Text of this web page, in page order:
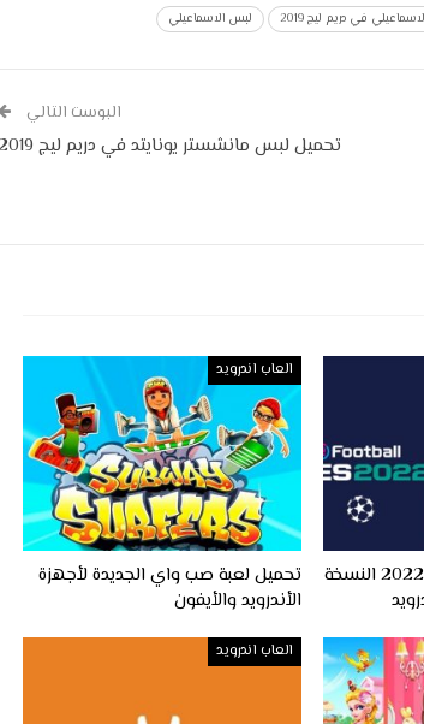
في دريم ليج 2019 لبس الاسماعيلي
البوست التالي
تحميل لبس مانشستر يونايتد في دريم ليج 2019
طريقة تحميل لعبة بيس 2022 النسخة
العاب اندرويد
تحميل لعبة صب واي الجديدة لأجهزة
الأندرويد والأيفون
العاب اندرويد